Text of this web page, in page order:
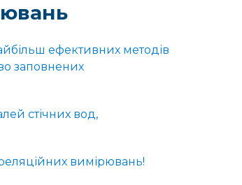
ефективних методів
заповнених
стічних вод,
вимірювань!